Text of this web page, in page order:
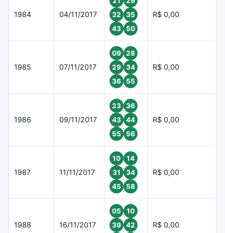
1984 04/11/2017
32
35
43
50
R$ 0,00
1985 07/11/2017
09
28
29
34
36
55
R$ 0,00
1986 09/11/2017
23
36
43
44
55
56
R$ 0,00
1987 11/11/2017
10
14
31
34
45
58
R$ 0,00
1988 16/11/2017
05
10
39
42
R$ 0,00